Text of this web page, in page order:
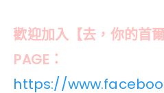
歡迎加入【去，你的首
PAGE：
https://